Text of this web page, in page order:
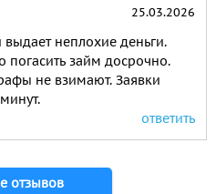
25.03.2026
неплохие деньги.
погасить займ досрочно.
не взимают. Заявки
ответить
отзывов